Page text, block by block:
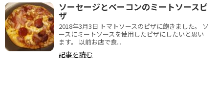
ソーセージとベーコンのミートソースピ
ザ
2018年3月3日 トマトソースのピザに飽きました。 ソ
ースにミートソースを使用したピザにしたいと思い
ます。 以前お店で食...
記事を読む